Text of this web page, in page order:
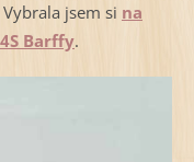
jsem si na
Barffy.